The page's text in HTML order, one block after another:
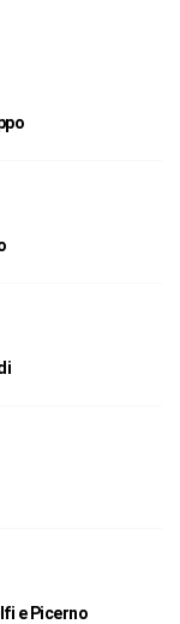
e Picerno